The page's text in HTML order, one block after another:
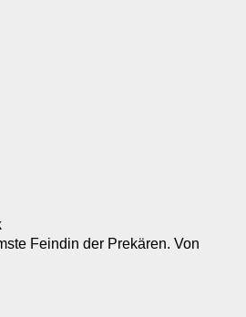
Feindin der Prekären. Von